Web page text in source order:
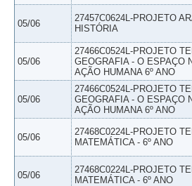
05/06
27457C0624L-PROJETO
HISTÓRIA
05/06
27466C0524L-PROJETO
GEOGRAFIA - O ESPAÇO
AÇÃO HUMANA 6º ANO
05/06
27466C0524L-PROJETO
GEOGRAFIA - O ESPAÇO
AÇÃO HUMANA 6º ANO
05/06
27468C0224L-PROJETO
MATEMÁTICA - 6º ANO
05/06
27468C0224L-PROJETO
MATEMÁTICA - 6º ANO